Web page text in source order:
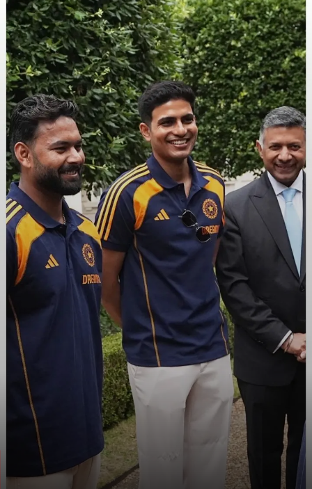
किंग बहुत विनम्र और गर्मजोशी से
मिले: शुभमन गिल
गिल ने कहा कि किंग चार्ल्स से मिलना सौभाग्य
की बात थी, बातचीत शानदार रही.